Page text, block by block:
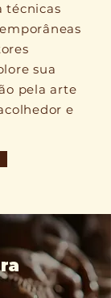
técnicas
sua
pela arte
e